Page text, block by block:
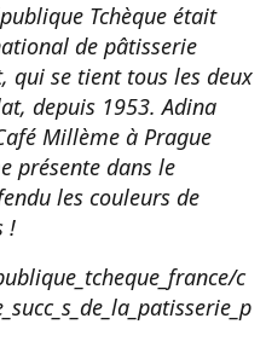
Tchèque était
de pâtisserie
qui se tient tous les deux
depuis 1953. Adina
Millème à Prague
présente dans le
les couleurs de
!
c